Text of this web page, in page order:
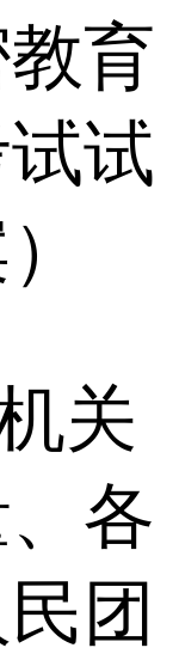
育
试
关
各
团